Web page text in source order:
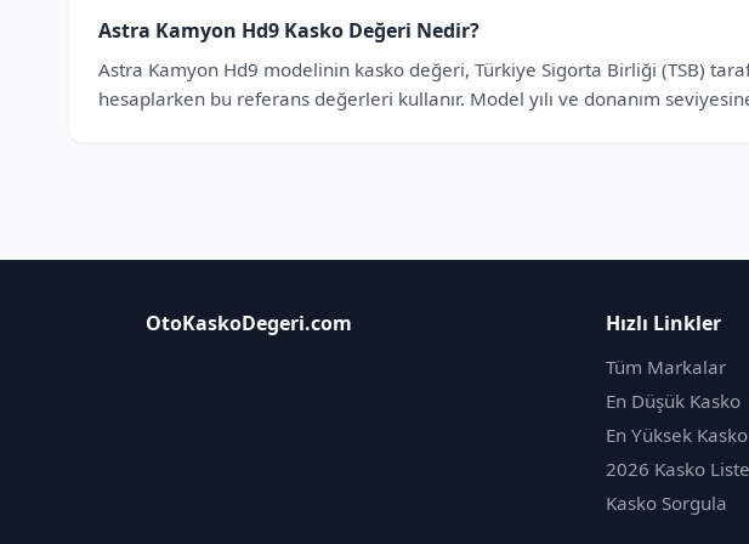
Astra Kamyon Hd9 Kasko Değeri Nedir?
Astra Kamyon Hd9 modelinin kasko değeri, Türkiye Sigorta Birliği (TSB)
hesaplarken bu referans değerleri kullanır. Model yılı ve donanım
OtoKaskoDegeri.com Hızlı Linkler
Tüm Markalar
En Düşük Kasko
En Yüksek Kasko
2026 Kasko
Kasko Sorgula